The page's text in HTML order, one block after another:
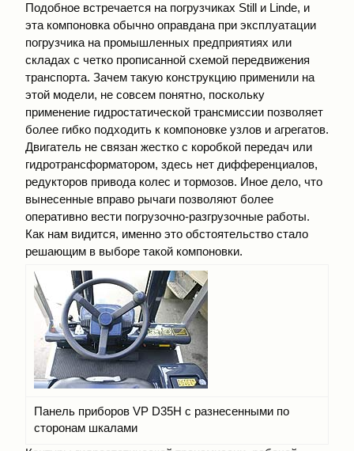
Подобное встречается на погрузчиках Still и Linde, и
эта компоновка обычно оправдана при эксплуатации
погрузчика на промышленных предприятиях или
складах с четко прописанной схемой передвижения
транспорта. Зачем такую конструкцию применили на
этой модели, не совсем понятно, поскольку
применение гидростатической трансмиссии позволяет
более гибко подходить к компоновке узлов и агрегатов.
Двигатель не связан жестко с коробкой передач или
гидротрансформатором, здесь нет дифференциалов,
редукторов привода колес и тормозов. Иное дело, что
вынесенные вправо рычаги позволяют более
оперативно вести погрузочно-разгрузочные работы.
Как нам видится, именно это обстоятельство стало
решающим в выборе такой компоновки.
Панель приборов VP D35Н с разнесенными по
сторонам шкалами